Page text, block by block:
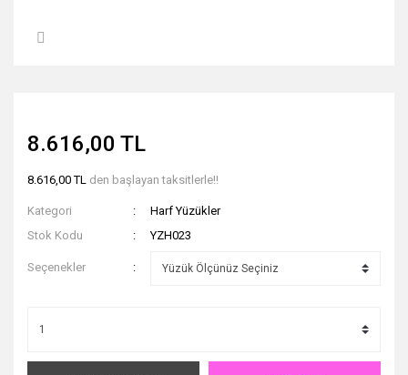
8.616,00 TL
8.616,00 TL den başlayan taksitlerle!!
Kategori
Harf Yüzükler
Stok Kodu
YZH023
Seçenekler